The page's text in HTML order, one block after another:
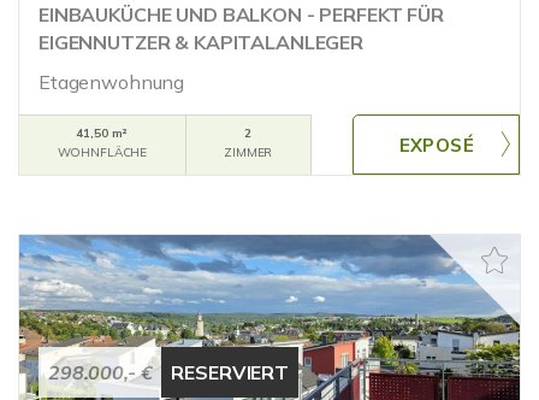
EINBAUKÜCHE UND BALKON - PERFEKT FÜR
EIGENNUTZER & KAPITALANLEGER
Etagenwohnung
41,50 m²
WOHNFLÄCHE
2
ZIMMER
298.000,- € RESERVIERT